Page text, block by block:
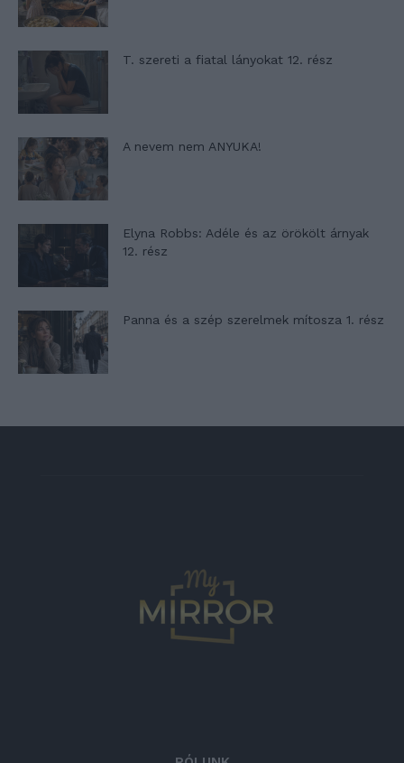
T. szereti a fiatal lányokat 12. rész
A nevem nem ANYUKA!
Elyna Robbs: Adéle és az örökölt árnyak
12. rész
Panna és a szép szerelmek mítosza 1. rész